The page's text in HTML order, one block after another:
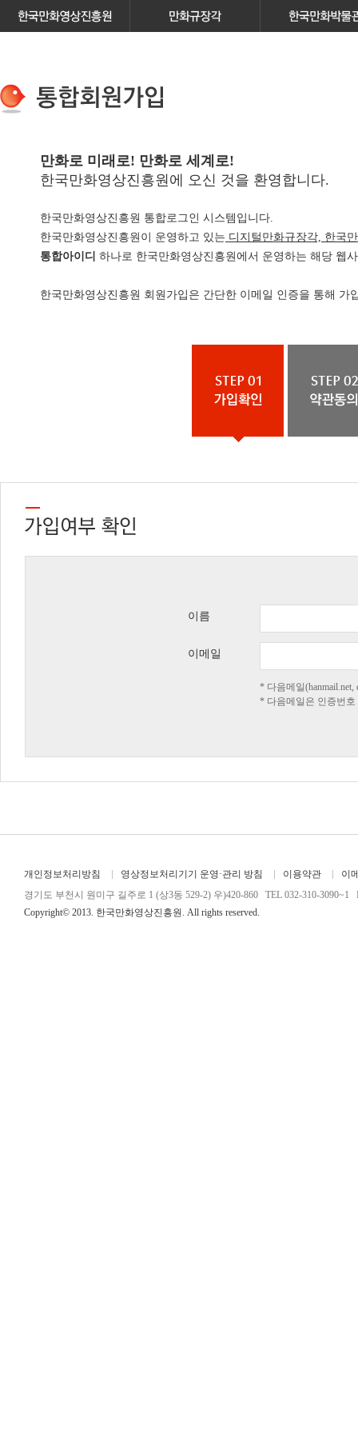
만화로 미래로! 만화로 세계로!
한국만화영상진흥원에 오신 것을 환영합니다.
한국만화영상진흥원 통합로그인 시스템입니다.
한국만화영상진흥원이 운영하고 있는 디지털만화규장각, 한국
통합아이디 하나로 한국만화영상진흥원에서 운영하는 해당 웹
한국만화영상진흥원 회원가입은 간단한 이메일 인증을 통해 가
이름
이메일
* 다음메일
* 다음메일은 인증번
개인정보처리방침 영상정보처리기기 운영·관리 방침 이용약관
이
경기도 부천시 원미구 길주로 1 (상3동 529-2) 우)420-860 TEL 032-310-3090~1
Copyright© 2013. 한국만화영상진흥원. All rights reserved.